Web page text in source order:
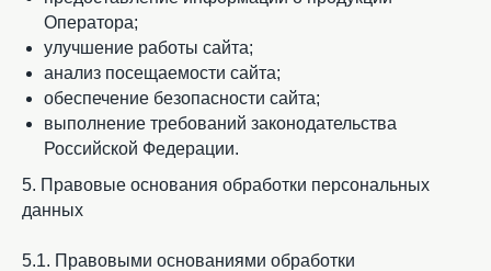
Оператора;
улучшение работы сайта;
анализ посещаемости сайта;
обеспечение безопасности сайта;
выполнение требований законодательства
Российской Федерации.
5. Правовые основания обработки персональных
данных
5.1. Правовыми основаниями обработки